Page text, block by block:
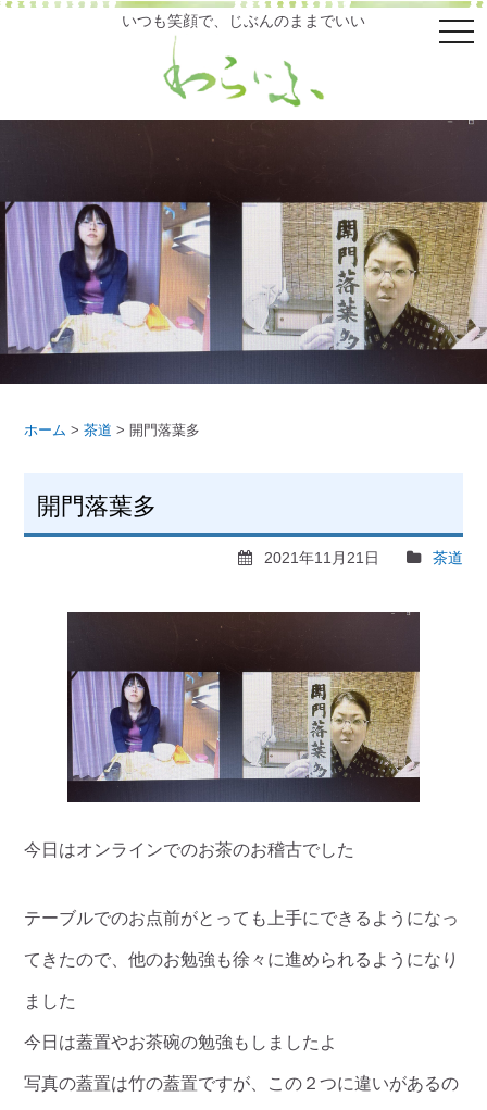
メ
ニ
いつも笑顔で、じぶんのままでいい
ホーム >茶道 > 開門落葉多
開門落葉多
2021年11月21日 茶道
今日はオンラインでのお茶のお稽古でした
テーブルでのお点前がとっても上手にできるようになっ
てきたので、他のお勉強も徐々に進められるようになり
ました
今日は蓋置やお茶碗の勉強もしましたよ
写真の蓋置は竹の蓋置ですが、この２つに違いがあるの